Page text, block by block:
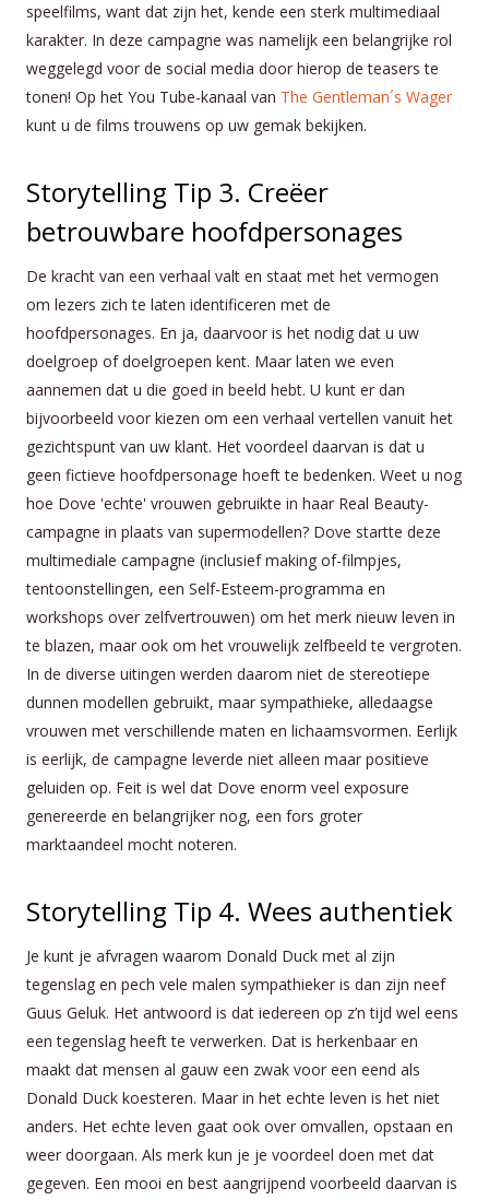
speelfilms, want dat zijn het, kende een sterk multimediaal
karakter. In deze campagne was namelijk een belangrijke rol
weggelegd voor de social media door hierop de teasers te
tonen! Op het You Tube-kanaal van The Gentleman´s Wager
kunt u de films trouwens op uw gemak bekijken.
Storytelling Tip 3. Creëer
betrouwbare hoofdpersonages
De kracht van een verhaal valt en staat met het vermogen
om lezers zich te laten identificeren met de
hoofdpersonages. En ja, daarvoor is het nodig dat u uw
doelgroep of doelgroepen kent. Maar laten we even
aannemen dat u die goed in beeld hebt. U kunt er dan
bijvoorbeeld voor kiezen om een verhaal vertellen vanuit het
gezichtspunt van uw klant. Het voordeel daarvan is dat u
geen fictieve hoofdpersonage hoeft te bedenken. Weet u nog
hoe Dove 'echte' vrouwen gebruikte in haar Real Beauty-
campagne in plaats van supermodellen? Dove startte deze
multimediale campagne (inclusief making of-filmpjes,
tentoonstellingen, een Self-Esteem-programma en
workshops over zelfvertrouwen) om het merk nieuw leven in
te blazen, maar ook om het vrouwelijk zelfbeeld te vergroten.
In de diverse uitingen werden daarom niet de stereotiepe
dunnen modellen gebruikt, maar sympathieke, alledaagse
vrouwen met verschillende maten en lichaamsvormen. Eerlijk
is eerlijk, de campagne leverde niet alleen maar positieve
geluiden op. Feit is wel dat Dove enorm veel exposure
genereerde en belangrijker nog, een fors groter
marktaandeel mocht noteren.
Storytelling Tip 4. Wees authentiek
Je kunt je afvragen waarom Donald Duck met al zijn
tegenslag en pech vele malen sympathieker is dan zijn neef
Guus Geluk. Het antwoord is dat iedereen op z’n tijd wel eens
een tegenslag heeft te verwerken. Dat is herkenbaar en
maakt dat mensen al gauw een zwak voor een eend als
Donald Duck koesteren. Maar in het echte leven is het niet
anders. Het echte leven gaat ook over omvallen, opstaan en
weer doorgaan. Als merk kun je je voordeel doen met dat
gegeven. Een mooi en best aangrijpend voorbeeld daarvan is